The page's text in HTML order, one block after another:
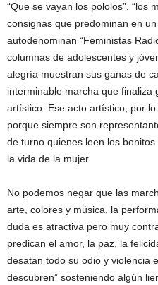
“Que se vayan los pololos”, “los
consignas que predominan en
autodenominan “Feministas
columnas de adolescentes y
alegría muestran sus ganas de
interminable marcha que finaliza
artístico. Ese acto artístico, por
porque siempre son
de turno quienes leen los
la vida de la mujer.
No podemos negar que las
arte, colores y música, la
duda es atractiva pero muy
predican el amor, la paz, la
desatan todo su odio y violencia
descubren” sosteniendo algún